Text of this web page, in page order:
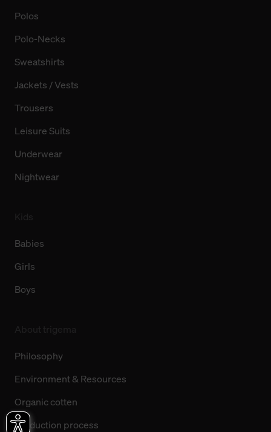
Polos
Polo-Necks
Sweatshirts
Jackets / Vests
Trousers
Leisure Suits
Underwear
Nightwear
Babies
Girls
Boys
Philosophy
Environment & Resources
Organic cotten
Production process